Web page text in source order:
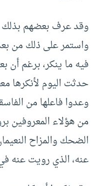
وقد عرف بعضهم
واستمر على ذلك من
فيه ما ينكر، برغم أن
حدثت اليوم لأنكرها
وعدوا فاعلها من
من هؤلاء المعروفين
الضحك والمزاح
عنه، الذي رويت عنه